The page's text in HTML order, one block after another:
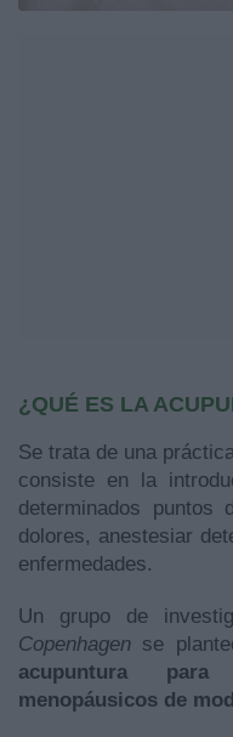
¿ QUÉ ES LA
Se trata de una
consiste en la
determinados puntos
dolores, anestesiar
enfermedades.
Un grupo de
Copenhagen se
acupuntura
menopáusicos de